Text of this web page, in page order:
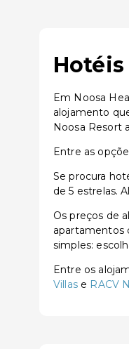
Em Noosa
alojamento
Noosa Resort
Entre as
Se procura
de 5 estrelas.
Os preços de
apartamentos
simples:
Entre os
Villase RACV